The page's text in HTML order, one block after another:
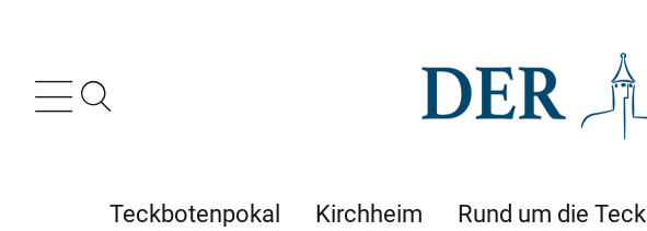
Teckbotenpokal Kirchheim Rund um die Teck